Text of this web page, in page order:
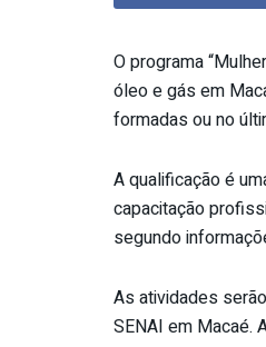
O programa
óleo e gás em
formadas ou no
A qualificação é
capacitação
segundo
As atividades
SENAI em Macaé.